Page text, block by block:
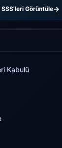
SSS'leri Görüntüle
Kabulü